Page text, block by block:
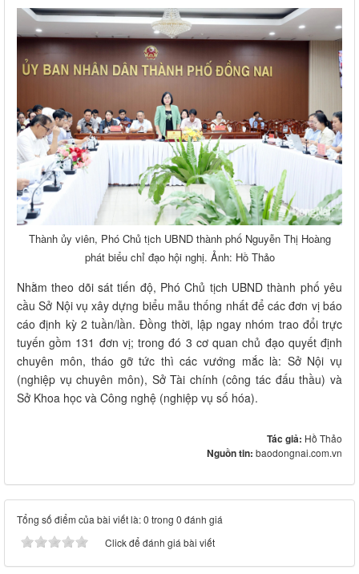
Thành ủy viên, Phó Chủ tịch UBND thành phố Nguyễn Thị Hoàng
phát biểu chỉ đạo hội nghị. Ảnh: Hồ Thảo
Nhằm theo dõi sát tiến độ, Phó Chủ tịch UBND thành phố yêu
cầu Sở Nội vụ xây dựng biểu mẫu thống nhất để các đơn vị báo
cáo định kỳ 2 tuần/lần. Đồng thời, lập ngay nhóm trao đổi trực
tuyến gồm 131 đơn vị; trong đó 3 cơ quan chủ đạo quyết định
chuyên môn, tháo gỡ tức thì các vướng mắc là: Sở Nội vụ
(nghiệp vụ chuyên môn), Sở Tài chính (công tác đấu thầu) và
Sở Khoa học và Công nghệ (nghiệp vụ số hóa).
Tác giả: Hồ Thảo
Nguồn tin: baodongnai.com.vn
Tổng số điểm của bài viết là: 0 trong 0 đánh giá
Click để đánh giá bài viết